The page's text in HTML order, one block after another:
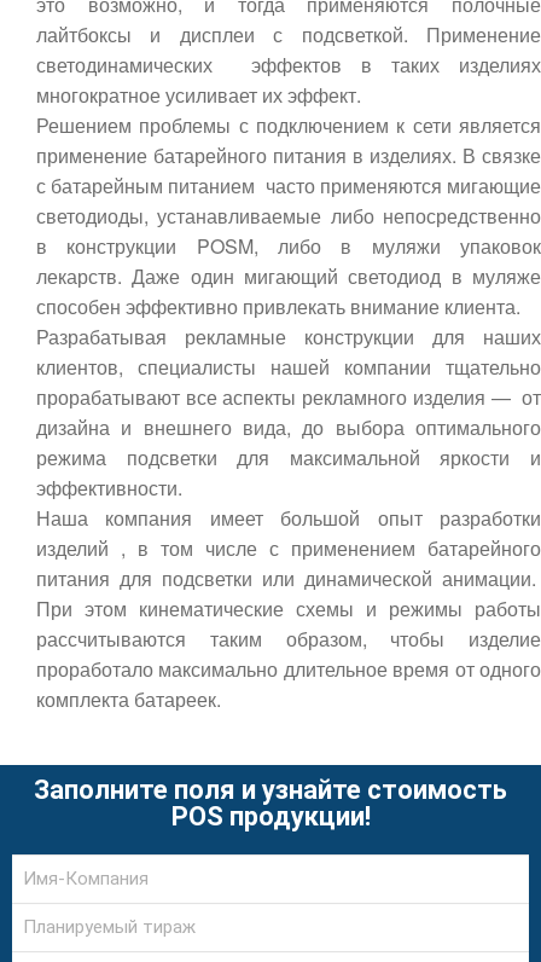
лайтбоксы и дисплеи с подсветкой. Применение
светодинамических эффектов в таких изделиях
многократное усиливает их эффект.
Решением проблемы с подключением к сети является
применение батарейного питания в изделиях. В связке
с батарейным питанием часто применяются мигающие
светодиоды, устанавливаемые либо непосредственно
в конструкции POSM, либо в муляжи упаковок
лекарств. Даже один мигающий светодиод в муляже
способен эффективно привлекать внимание клиента.
Разрабатывая рекламные конструкции для наших
клиентов, специалисты нашей компании тщательно
прорабатывают все аспекты рекламного изделия — от
дизайна и внешнего вида, до выбора оптимального
режима подсветки для максимальной яркости и
эффективности.
Наша компания имеет большой опыт разработки
изделий , в том числе с применением батарейного
питания для подсветки или динамической анимации.
При этом кинематические схемы и режимы работы
рассчитываются таким образом, чтобы изделие
проработало максимально длительное время от одного
комплекта батареек.
Заполните поля и узнайте стоимость
POS продукции!